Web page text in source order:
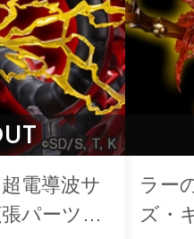
電導波サ
パーツセ
ラー
ズ・